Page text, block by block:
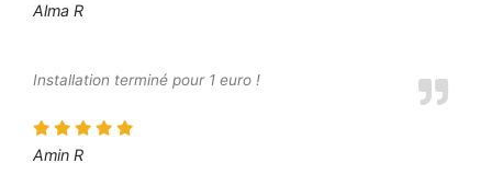
Alma R
Installation terminé pour 1 euro !
Amin R